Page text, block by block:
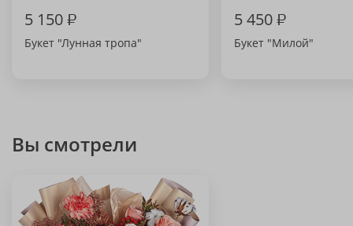
5 150₽
Букет "Лунная тропа"
5 450₽
Букет "Милой"
Вы смотрели